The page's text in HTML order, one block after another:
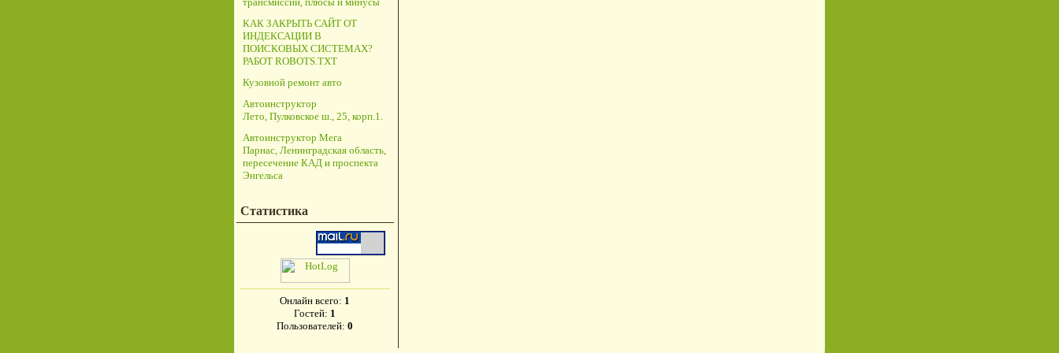
КАК ЗАКРЫТЬ САЙТ ОТ
ИНДЕКСАЦИИ В
ПОИСКОВЫХ СИСТЕМАХ?
РАБОТ ROBOTS.TXT
Кузовной ремонт авто
Автоинструктор
Лето, Пулковское ш., 25, корп.1.
Автоинструктор Мега
Парнас, Ленинградская область,
пересечение КАД и проспекта
Энгельса
Статистика
Онлайн всего: 1
Гостей: 1
Пользователей: 0